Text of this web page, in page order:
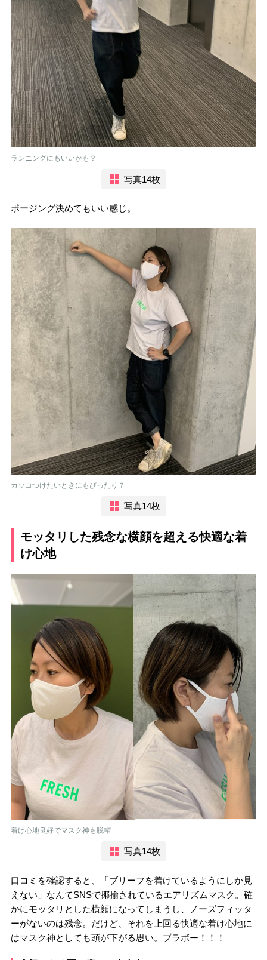
ランニングにもいいかも？
写真14枚
ポージング決めてもいい感じ。
カッコつけたいときにもぴったり？
写真14枚
モッタリした残念な横顔を超える快適な着
け心地
着け心地良好でマスク神も脱帽
写真14枚
口コミを確認すると、「ブリーフを着けているようにしか見
えない」なんてSNSで揶揄されているエアリズムマスク。確
かにモッタリとした横顔になってしまうし、ノーズフィッタ
ーがないのは残念。だけど、それを上回る快適な着け心地に
はマスク神としても頭が下がる思い。ブラボー！！！